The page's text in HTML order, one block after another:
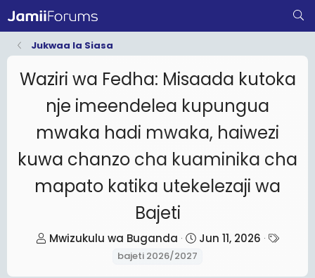
Jukwaa la Siasa
Waziri wa Fedha: Misaada kutoka
nje imeendelea kupungua
mwaka hadi mwaka, haiwezi
kuwa chanzo cha kuaminika cha
mapato katika utekelezaji wa
Bajeti
T
Mwizukulu wa Buganda
S
Jun 11, 2026
T
bajeti 2026/2027